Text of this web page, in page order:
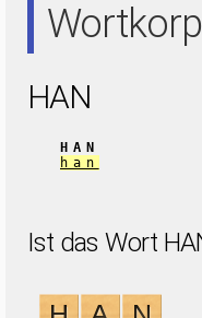
HAN
HAN
han
Ist das Wort